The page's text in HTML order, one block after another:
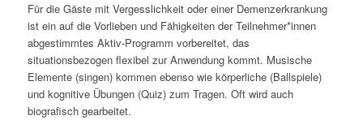
Für die Gäste mit Vergesslichkeit oder einer Demenzerkrankung
ist ein auf die Vorlieben und Fähigkeiten der Teilnehmer*innen
abgestimmtes Aktiv-Programm vorbereitet, das
situationsbezogen flexibel zur Anwendung kommt. Musische
Elemente (singen) kommen ebenso wie körperliche (Ballspiele)
und kognitive Übungen (Quiz) zum Tragen. Oft wird auch
biografisch gearbeitet.